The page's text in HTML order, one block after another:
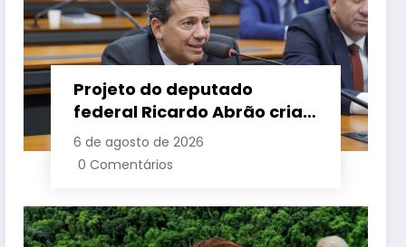
Projeto do deputado
federal Ricardo Abrão cria
‘Lei Recomeço 40+ Mulher’
para ampliar
e combater o preconceito
por idade
6 de agosto de 2026
0 Comentários